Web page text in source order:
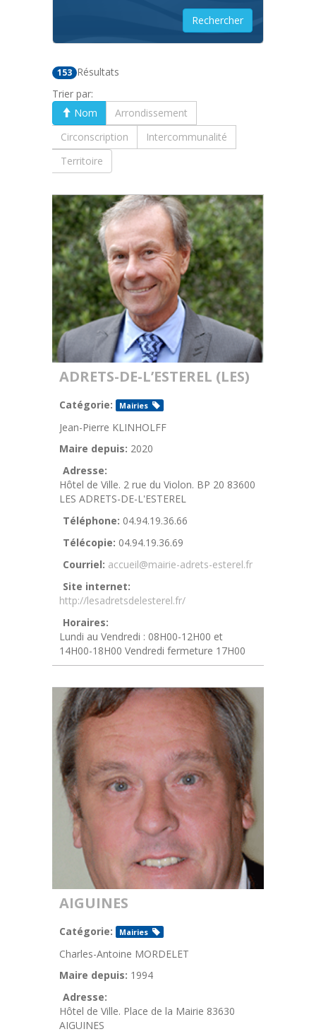
153 Résultats
Trier par:
Nom
Arrondissement
Circonscription
Intercommunalité
Territoire
ADRETS-DE-L’ESTEREL (LES)
Catégorie: Mairies
Jean-Pierre KLINHOLFF
Maire depuis: 2020
Adresse:
Hôtel de Ville. 2 rue du Violon. BP 20 83600
LES ADRETS-DE-L'ESTEREL
Téléphone: 04.94.19.36.66
Télécopie: 04.94.19.36.69
Courriel: accueil@mairie-adrets-esterel.fr
Site internet:
http://lesadretsdelesterel.fr/
Horaires:
Lundi au Vendredi : 08H00-12H00 et
14H00-18H00 Vendredi fermeture 17H00
AIGUINES
Catégorie: Mairies
Charles-Antoine MORDELET
Maire depuis: 1994
Adresse:
Hôtel de Ville. Place de la Mairie 83630
AIGUINES